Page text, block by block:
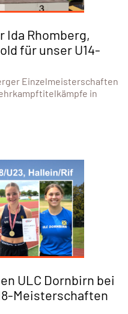
Ida Rhomberg,
für unser U14-
Einzelmeisterschaften
in
ULC Dornbirn bei
Meisterschaften